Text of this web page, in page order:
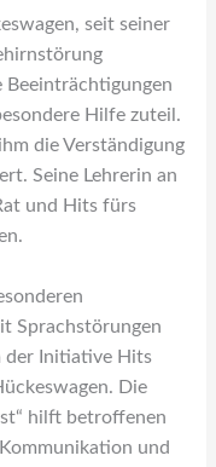
seit seiner
Hilfe zuteil.
die Verständigung
Seine Lehrerin an
und Hits fürs
Sprachstörungen
der Initiative Hits
Die
hilft betroffenen
und